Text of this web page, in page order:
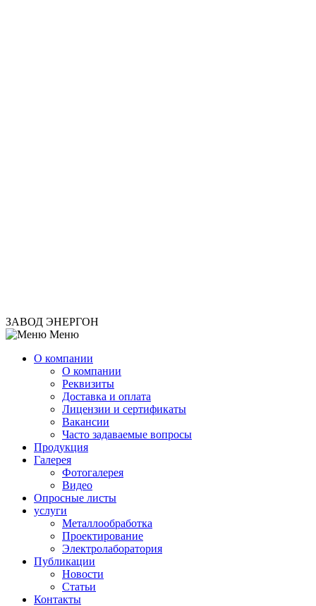
ЗАВОД ЭНЕРГОН
Меню
О компании
О компании
Реквизиты
Доставка и оплата
Лицензии и сертификаты
Вакансии
Часто задаваемые вопросы
Продукция
Галерея
Фотогалерея
Видео
Опросные листы
услуги
Металлообработка
Проектирование
Электролаборатория
Публикации
Новости
Статьи
Контакты